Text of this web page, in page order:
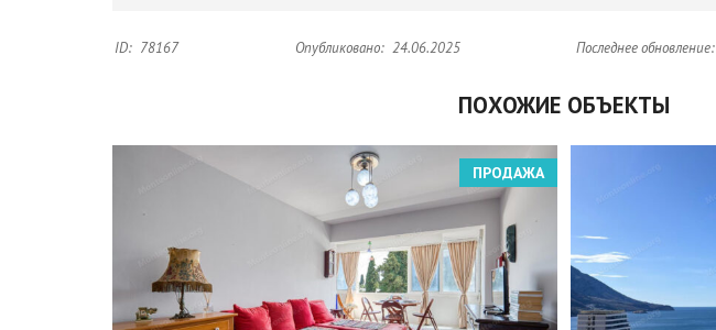
ID: 78167 Опубликовано: 24.06.2025 Последнее обновление:
ПОХОЖИЕ ОБЪЕКТЫ
ПРОДАЖА